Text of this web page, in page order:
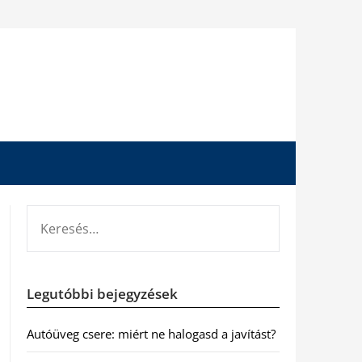
Legutóbbi bejegyzések
Autóüveg csere: miért ne halogasd a javítást?